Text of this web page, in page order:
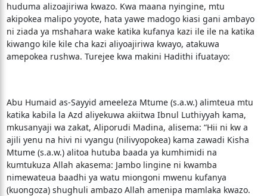
huduma alizoajiriwa kwazo. Kwa maana nyingine, mtu
akipokea malipo yoyote, hata yawe madogo kiasi gani ambayo
ni ziada ya mshahara wake katika kufanya kazi ile ile na katika
kiwango kile kile cha kazi aliyoajiriwa kwayo, atakuwa
amepokea rushwa. Turejee kwa makini Hadithi ifuatayo:
Abu Humaid as-Sayyid ameeleza Mtume (s.a.w.) alimteua mtu
katika kabila la Azd aliyekuwa akiitwa Ibnul Luthiyyah kama,
mkusanyaji wa zakat, Aliporudi Madina, alisema: “Hii ni kw a
ajili yenu na hivi ni vyangu (nilivyopokea) kama zawadi Kisha
Mtume (s.a.w.) alitoa hutuba baada ya kumhimidi na
kumtukuza Allah akasema: Jambo lingine ni kwamba
nimewateua baadhi ya watu miongoni mwenu kufanya
(kuongoza) shughuli ambazo Allah amenipa mamlaka kwazo.